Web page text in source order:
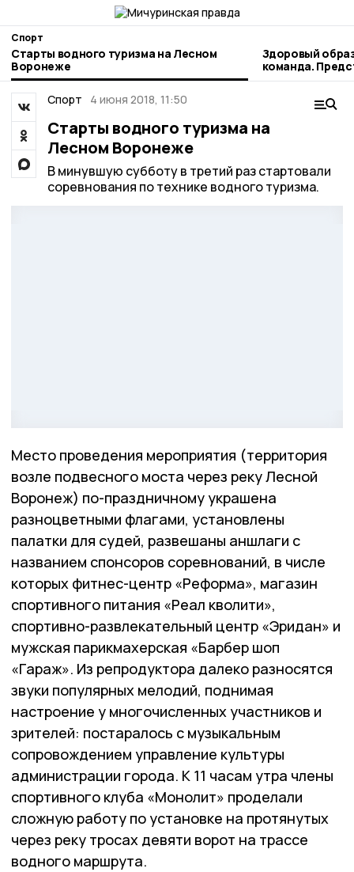
Спорт
Старты водного туризма на Лесном
Воронеже
Здоровый
команда.
наукограда
Спорт 4 июня 2018, 11:50
Старты водного туризма на
Лесном Воронеже
В минувшую субботу в третий раз стартовали
соревнования по технике водного туризма.
Место проведения мероприятия (территория
возле подвесного моста через реку Лесной
Воронеж) по-праздничному украшена
разноцветными флагами, установлены
палатки для судей, развешаны аншлаги с
названием спонсоров соревнований, в числе
которых фитнес-центр «Реформа», магазин
спортивного питания «Реал кволити»,
спортивно-развлекательный центр «Эридан» и
мужская парикмахерская «Барбер шоп
«Гараж». Из репродуктора далеко разносятся
звуки популярных мелодий, поднимая
настроение у многочисленных участников и
зрителей: постаралось с музыкальным
сопровождением управление культуры
администрации города. К 11 часам утра члены
спортивного клуба «Монолит» проделали
сложную работу по установке на протянутых
через реку тросах девяти ворот на трассе
водного маршрута.